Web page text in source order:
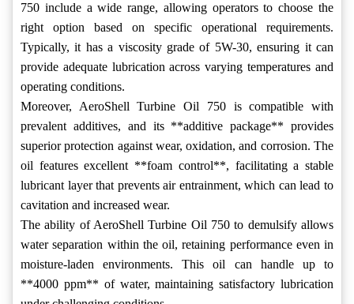
750 include a wide range, allowing operators to choose the
right option based on specific operational requirements.
Typically, it has a viscosity grade of 5W-30, ensuring it can
provide adequate lubrication across varying temperatures and
operating conditions.
Moreover, AeroShell Turbine Oil 750 is compatible with
prevalent additives, and its **additive package** provides
superior protection against wear, oxidation, and corrosion. The
oil features excellent **foam control**, facilitating a stable
lubricant layer that prevents air entrainment, which can lead to
cavitation and increased wear.
The ability of AeroShell Turbine Oil 750 to demulsify allows
water separation within the oil, retaining performance even in
moisture-laden environments. This oil can handle up to
**4000 ppm** of water, maintaining satisfactory lubrication